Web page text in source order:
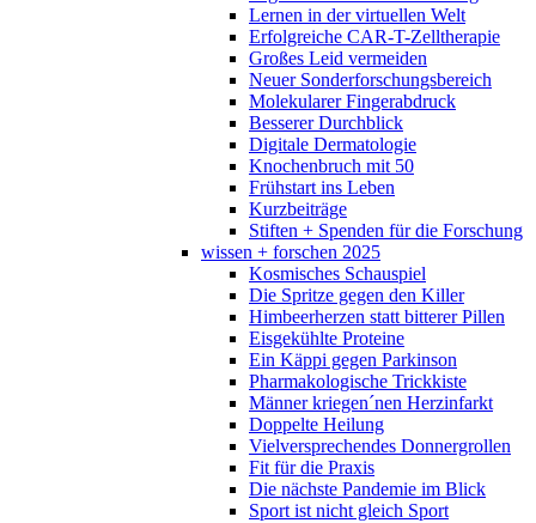
Lernen in der virtuellen Welt
Erfolgreiche CAR-T-Zelltherapie
Großes Leid vermeiden
Neuer Sonderforschungsbereich
Molekularer Fingerabdruck
Besserer Durchblick
Digitale Dermatologie
Knochenbruch mit 50
Frühstart ins Leben
Kurzbeiträge
Stiften + Spenden für die Forschung
wissen + forschen 2025
Kosmisches Schauspiel
Die Spritze gegen den Killer
Himbeerherzen statt bitterer Pillen
Eisgekühlte Proteine
Ein Käppi gegen Parkinson
Pharmakologische Trickkiste
Männer kriegen´nen Herzinfarkt
Doppelte Heilung
Vielversprechendes Donnergrollen
Fit für die Praxis
Die nächste Pandemie im Blick
Sport ist nicht gleich Sport